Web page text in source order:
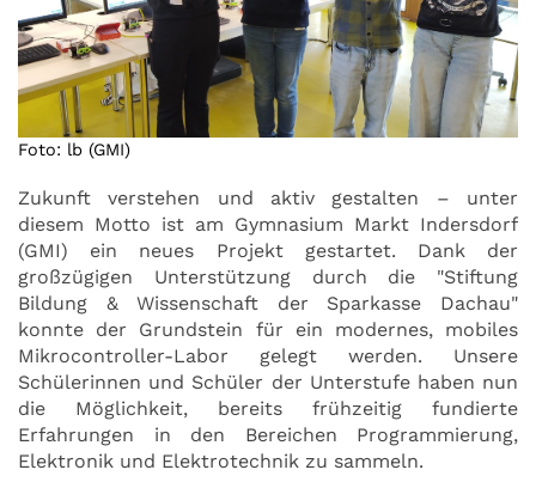
Foto: lb (GMI)
Zukunft verstehen und aktiv gestalten – unter
diesem Motto ist am Gymnasium Markt Indersdorf
(GMI) ein neues Projekt gestartet. Dank der
großzügigen Unterstützung durch die "Stiftung
Bildung & Wissenschaft der Sparkasse Dachau"
konnte der Grundstein für ein modernes, mobiles
Mikrocontroller-Labor gelegt werden. Unsere
Schülerinnen und Schüler der Unterstufe haben nun
die Möglichkeit, bereits frühzeitig fundierte
Erfahrungen in den Bereichen Programmierung,
Elektronik und Elektrotechnik zu sammeln.